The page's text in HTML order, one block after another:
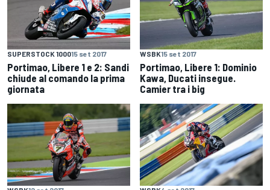
SUPERSTOCK 100015 set 2017
Portimao, Libere 1 e 2: Sandi
chiude al comando la prima
giornata
WSBK15 set 2017
Portimao, Libere 1: Dominio
Kawa, Ducati insegue.
Camier tra i big